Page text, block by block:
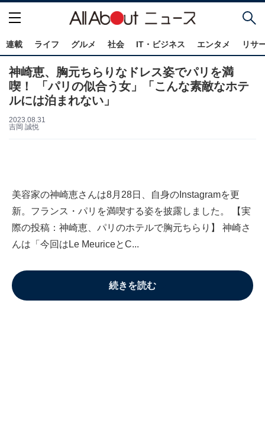
連載 ライフ グルメ 社会 IT・ビジネス エンタメ リサ
神崎恵、胸元ちらりなドレス姿でパリを満
喫！ 「パリの似合う女」「こんな素敵なホテ
ルには泊まれない」
2023.08.31
吉岡 誠悦
美容家の神崎恵さんは8月28日、自身のInstagramを更
新。フランス・パリを満喫する姿を披露しました。 【実
際の投稿：神崎恵、パリのホテルで胸元ちらり】 神崎さ
んは「今回はLe MeuriceとC...
続きを読む